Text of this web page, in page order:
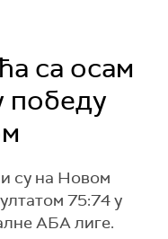
са осам
победу
су на Новом
75:74 у
АБА лиге.